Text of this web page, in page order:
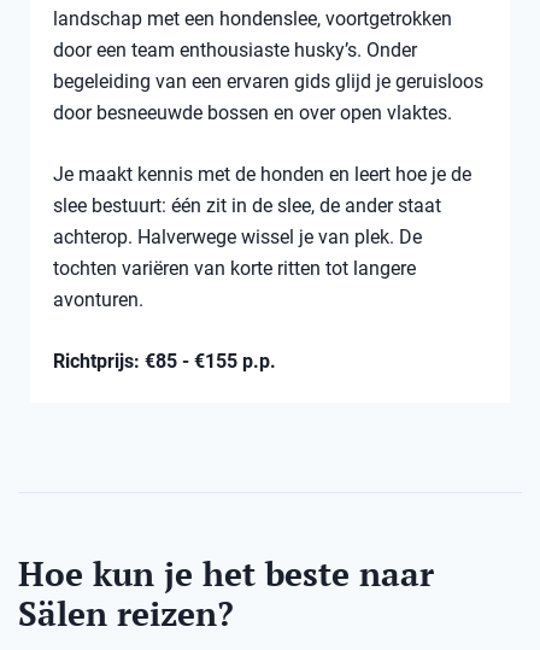
landschap met een hondenslee, voortgetrokken
door een team enthousiaste husky’s. Onder
begeleiding van een ervaren gids glijd je geruisloos
door besneeuwde bossen en over open vlaktes.
Je maakt kennis met de honden en leert hoe je de
slee bestuurt: één zit in de slee, de ander staat
achterop. Halverwege wissel je van plek. De
tochten variëren van korte ritten tot langere
avonturen.
Richtprijs: €85 - €155 p.p.
Hoe kun je het beste naar
Sälen reizen?